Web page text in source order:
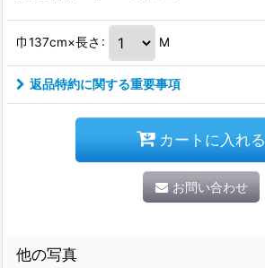
巾137cm×長さ : M
返品特約に関する重要事項
カートに入れる
お問い合わせ
他の写真